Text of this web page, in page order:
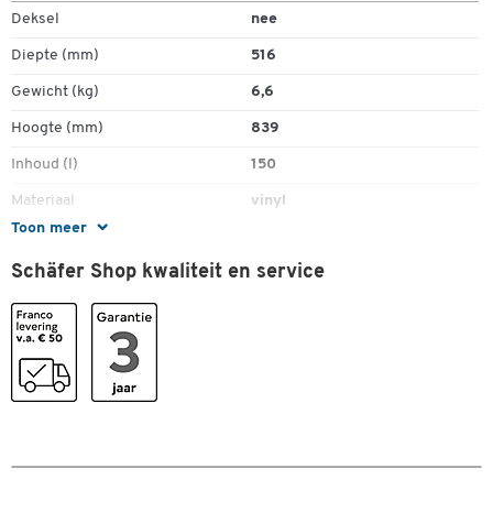
Toon meer
Deksel nee
Diepte (mm) 516
Gewicht (kg) 6,6
Hoogte (mm) 839
Inhoud (l) 150
Materiaal vinyl
Pedaalmechanisme
Kleur
Afmetingen
Breedte (mm)
Schäfer Shop kwaliteit en service